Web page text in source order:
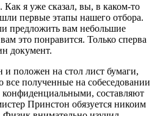
я уже сказал, вы, в каком-то
первые этапы нашего отбора.
предложить вам небольшие
это понравится. Только сперва
документ.
и положен на стол лист бумаги,
все полученные на собеседовании
конфиденциальными, составляют
Принстон обязуется никоим